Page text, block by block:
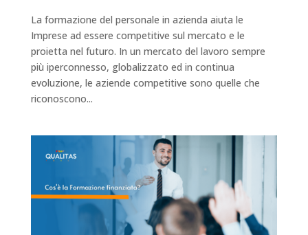
La formazione del personale in azienda aiuta le
Imprese ad essere competitive sul mercato e le
proietta nel futuro. In un mercato del lavoro sempre
più iperconnesso, globalizzato ed in continua
evoluzione, le aziende competitive sono quelle che
riconoscono...